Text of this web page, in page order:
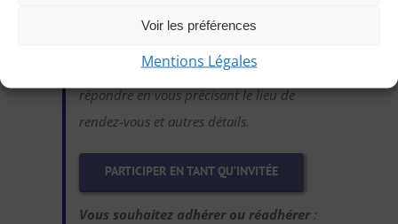
Voir les préférences
Mentions Légales
coordonnées pour que l’on puisse vous
répondre en vous précisant le lieu de
rendez-vous et autres détails.
PARTICIPER EN TANT QU’INVITÉE
Vous souhaitez adhérer ou réadhérer: